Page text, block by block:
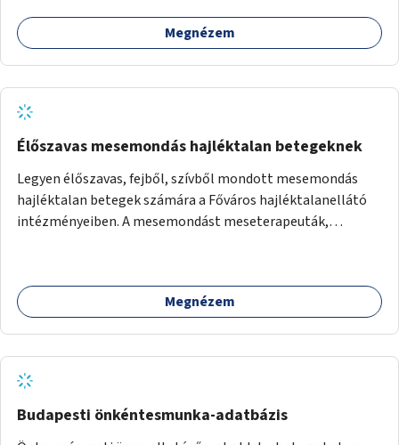
Megnézem
Élőszavas mesemondás hajléktalan betegeknek
Legyen élőszavas, fejből, szívből mondott mesemondás
hajléktalan betegek számára a Főváros hajléktalanellátó
intézményeiben. A mesemondást meseterapeuták,
Megnézem
Budapesti önkéntesmunka-adatbázis